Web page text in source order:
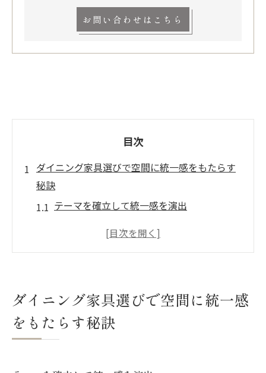
お問い合わせはこちら
目次
ダイニング家具選びで空間に統一感をもたらす
秘訣
テーマを確立して統一感を演出
家具の素材で統一感を高める方法
照明選びで空間に一体感を持たせる
ナチュラルスタイルのダイニングを彩る家具選
びのコツ
ダイニング家具選びで空間に統一感
をもたらす秘訣